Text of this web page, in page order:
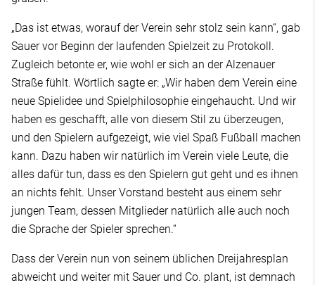
„Das ist etwas, worauf der Verein sehr stolz sein kann“, gab
Sauer vor Beginn der laufenden Spielzeit zu Protokoll.
Zugleich betonte er, wie wohl er sich an der Alzenauer
Straße fühlt. Wörtlich sagte er: „Wir haben dem Verein eine
neue Spielidee und Spielphilosophie eingehaucht. Und wir
haben es geschafft, alle von diesem Stil zu überzeugen,
und den Spielern aufgezeigt, wie viel Spaß Fußball machen
kann. Dazu haben wir natürlich im Verein viele Leute, die
alles dafür tun, dass es den Spielern gut geht und es ihnen
an nichts fehlt. Unser Vorstand besteht aus einem sehr
jungen Team, dessen Mitglieder natürlich alle auch noch
die Sprache der Spieler sprechen.“
Dass der Verein nun von seinem üblichen Dreijahresplan
abweicht und weiter mit Sauer und Co. plant, ist demnach